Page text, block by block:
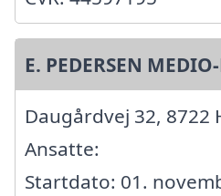
E. PEDERSEN
Daugårdvej 32, 8722
Ansatte:
Startdato: 01.